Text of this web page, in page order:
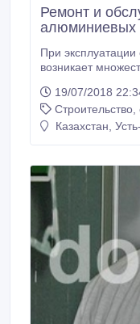
Ремонт и
алюминиевых
При эксплуатации
возникает множество
причиной
ошибки установщиков, а иногда этому
внешние
19/07/2018
Казахстан,